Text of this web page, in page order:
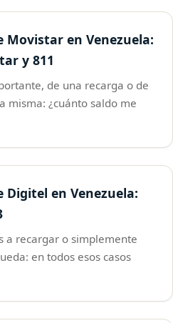
Movistar en Venezuela:
y 811
de una recarga o de
misma: ¿cuánto saldo me
Digitel en Venezuela:
a recargar o simplemente
en todos esos casos